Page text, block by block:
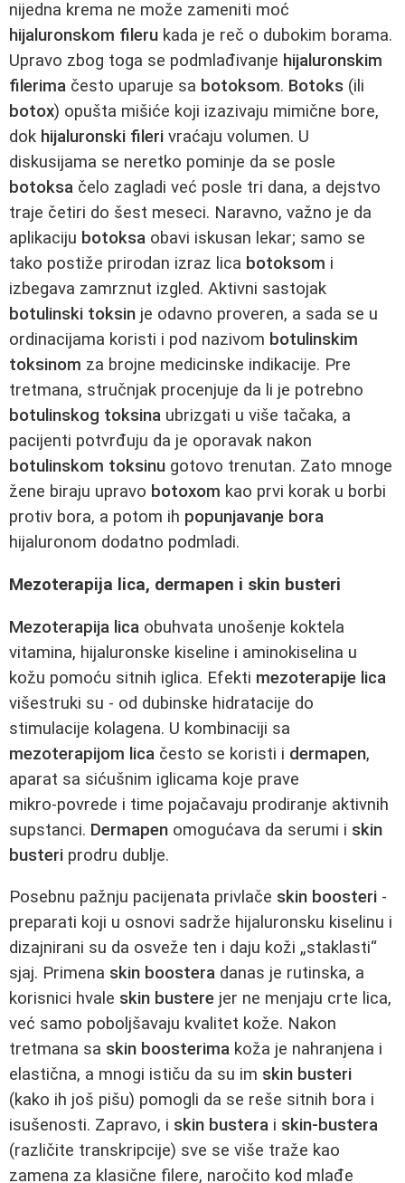
nijedna krema ne može zameniti moć
hijaluronskom fileru kada je reč o dubokim borama.
Upravo zbog toga se podmlađivanje hijaluronskim
filerima često uparuje sa botoksom. Botoks (ili
botox) opušta mišiće koji izazivaju mimične bore,
dok hijaluronski fileri vraćaju volumen. U
diskusijama se neretko pominje da se posle
botoksa čelo zagladi već posle tri dana, a dejstvo
traje četiri do šest meseci. Naravno, važno je da
aplikaciju botoksa obavi iskusan lekar; samo se
tako postiže prirodan izraz lica botoksom i
izbegava zamrznut izgled. Aktivni sastojak
botulinski toksin je odavno proveren, a sada se u
ordinacijama koristi i pod nazivom botulinskim
toksinom za brojne medicinske indikacije. Pre
tretmana, stručnjak procenjuje da li je potrebno
botulinskog toksina ubrizgati u više tačaka, a
pacijenti potvrđuju da je oporavak nakon
botulinskom toksinu gotovo trenutan. Zato mnoge
žene biraju upravo botoxom kao prvi korak u borbi
protiv bora, a potom ih popunjavanje bora
hijaluronom dodatno podmladi.
Mezoterapija lica, dermapen i skin busteri
Mezoterapija lica obuhvata unošenje koktela
vitamina, hijaluronske kiseline i aminokiselina u
kožu pomoću sitnih iglica. Efekti mezoterapije lica
višestruki su - od dubinske hidratacije do
stimulacije kolagena. U kombinaciji sa
mezoterapijom lica često se koristi i dermapen,
aparat sa sićušnim iglicama koje prave
mikro‑povrede i time pojačavaju prodiranje aktivnih
supstanci. Dermapen omogućava da serumi i skin
busteri prodru dublje.
Posebnu pažnju pacijenata privlače skin boosteri -
preparati koji u osnovi sadrže hijaluronsku kiselinu i
dizajnirani su da osveže ten i daju koži „staklasti“
sjaj. Primena skin boostera danas je rutinska, a
korisnici hvale skin bustere jer ne menjaju crte lica,
već samo poboljšavaju kvalitet kože. Nakon
tretmana sa skin boosterima koža je nahranjena i
elastična, a mnogi ističu da su im skin busteri
(kako ih još pišu) pomogli da se reše sitnih bora i
isušenosti. Zapravo, i skin bustera i skin‑bustera
(različite transkripcije) sve se više traže kao
zamena za klasične filere, naročito kod mlađe